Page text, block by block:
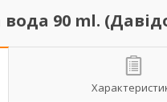
90 ml.